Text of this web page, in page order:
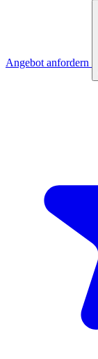
Angebot anfordern